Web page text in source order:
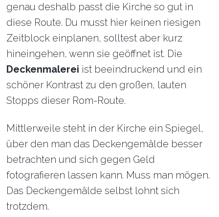
genau deshalb passt die Kirche so gut in
diese Route. Du musst hier keinen riesigen
Zeitblock einplanen, solltest aber kurz
hineingehen, wenn sie geöffnet ist. Die
Deckenmalerei ist beeindruckend und ein
schöner Kontrast zu den großen, lauten
Stopps dieser Rom-Route.
Mittlerweile steht in der Kirche ein Spiegel,
über den man das Deckengemälde besser
betrachten und sich gegen Geld
fotografieren lassen kann. Muss man mögen.
Das Deckengemälde selbst lohnt sich
trotzdem.